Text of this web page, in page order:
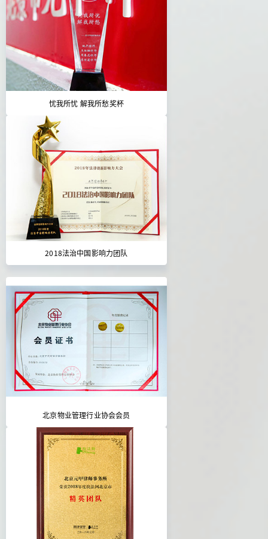
忧我所忧 解我所愁奖杯
2018法治中国影响力团队
北京物业管理行业协会会员